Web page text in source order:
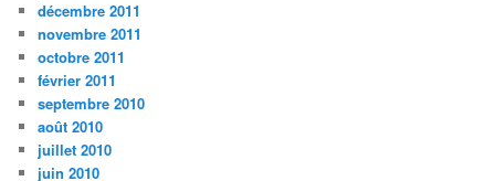
décembre 2011
novembre 2011
octobre 2011
février 2011
septembre 2010
août 2010
juillet 2010
juin 2010